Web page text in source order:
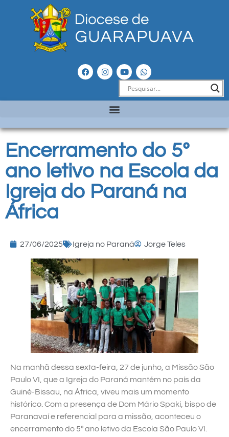
Encerramento do 5º
ano letivo na Escola da
Igreja do Paraná na
África
27/06/2025 Igreja no Paraná Jorge Teles
Na manhã dessa sexta-feira, 27 de junho, a Missão São
Paulo VI, que a Igreja do Paraná mantém no país da
Guiné-Bissau, na África, viveu mais um momento
histórico. Com a presença de Dom Mário Spaki, bispo de
Paranavaí e referencial para a missão, aconteceu o
encerramento do 5º ano letivo da Escola São Paulo VI.